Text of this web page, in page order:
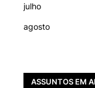
julho
agosto
ASSUNTOS EM